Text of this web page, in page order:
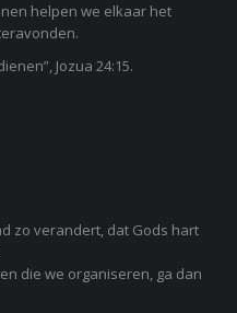
helpen we elkaar het
Jozua 24:15.
zo verandert, dat Gods hart
die we organiseren, ga dan